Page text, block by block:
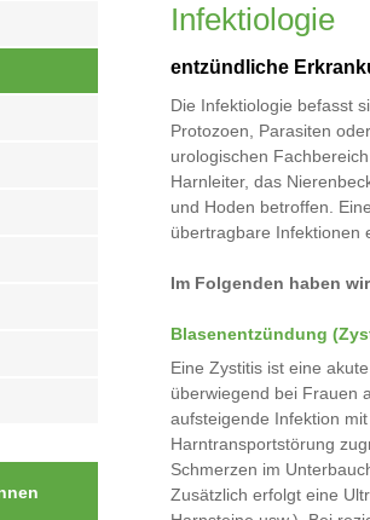
Infektiologie
entzündliche
Die Infektiologie befasst
Protozoen, Parasiten
urologischen
Harnleiter, das
und Hoden betroffen.
übertragbare Infektionen
Im Folgenden haben
Blasenentzündung
Eine Zystitis ist eine
überwiegend bei Frauen
aufsteigende Infektion
Harntransportstörung
Schmerzen im
Zusätzlich erfolgt eine